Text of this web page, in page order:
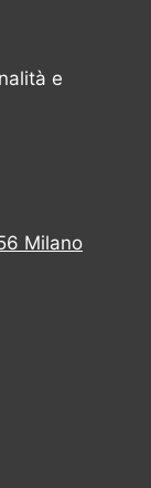
e
Milano